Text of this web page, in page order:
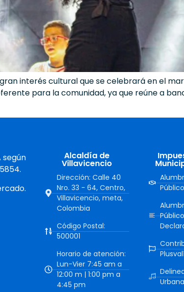
interés cultural que se celebrará en el
para la comunidad, ya que reúne a
Alcaldía de
Villavicencio
Dirección: Calle 40
Nro. 33 - 64, Centro,
Villavicencio, meta,
Colombia
Código Postal:
500001
Horario de atención:
Lun-Vier 7:45 am a
12:00 m | 1:00 pm a
4:45 pm
Público
Público
Urbana